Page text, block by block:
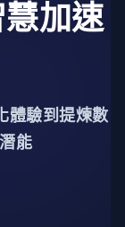
加速
體驗到提煉數
能